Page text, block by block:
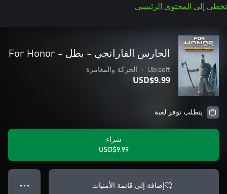
تخطي إلى المحتوى الرئيسي
الحارس الفارانجي - بطل - For Honor
Ubisoft
• الحركة والمغامرة
USD$9.99
يتطلب توفر لعبة
شراء
USD$9.99
إضافة إلى قائمة الأمنيات ● ● ●